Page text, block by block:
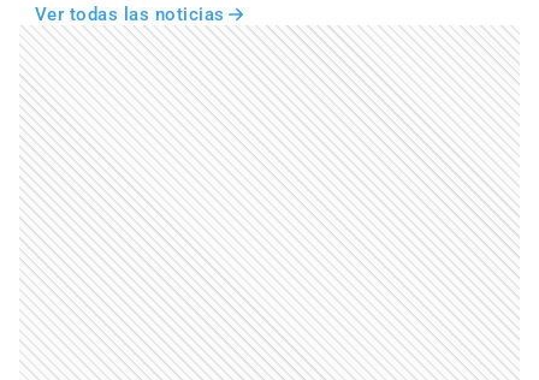
Ver todas las noticias